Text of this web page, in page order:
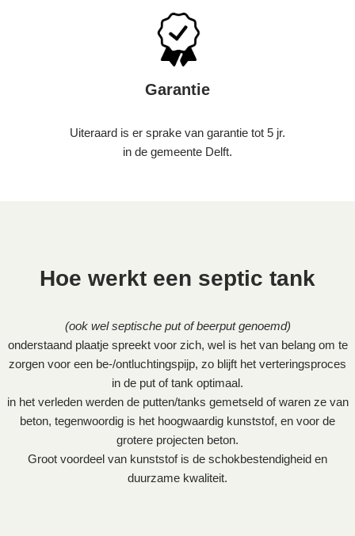
Garantie
Uiteraard is er sprake van garantie tot 5 jr.
in de gemeente Delft.
Hoe werkt een septic tank
(ook wel septische put of beerput genoemd)
onderstaand plaatje spreekt voor zich, wel is het van belang om te
zorgen voor een be-/ontluchtingspijp, zo blijft het verteringsproces
in de put of tank optimaal.
in het verleden werden de putten/tanks gemetseld of waren ze van
beton, tegenwoordig is het hoogwaardig kunststof, en voor de
grotere projecten beton.
Groot voordeel van kunststof is de schokbestendigheid en
duurzame kwaliteit.